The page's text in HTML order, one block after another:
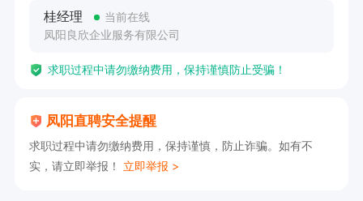
转正后（扣除五险一金，500元左右）在4500-70
工资发放时间为次月的15-18日
要佩戴防尘口罩，安全帽，如果能接受在确认是否
来面试。谢谢！
桂经理
当前在线
凤阳良欣企业服务有限公司
求职过程中请勿缴纳费用，保持谨慎防止受骗！
凤阳直聘安全提醒
求职过程中请勿缴纳费用，保持谨慎，防止诈骗。如有不
实，请立即举报！ 立即举报 >